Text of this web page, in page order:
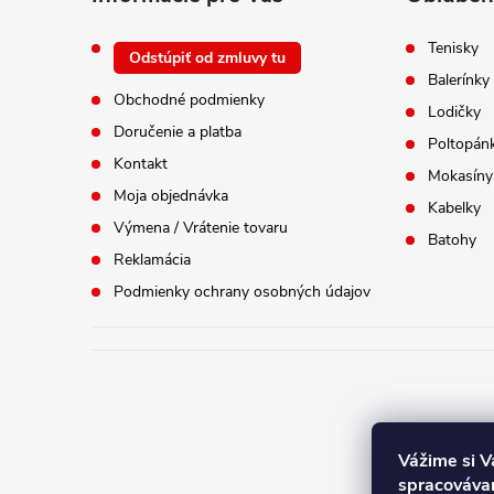
Vážime si
Odstúpiť od zmluvy tu
Obchodné podmienky
Doručenie a platba
Kontakt
Moja objednávka
Výmena / Vrátenie tovaru
Reklamácia
Podmienky ochrany osobných údajov
Tenisky
Balerínky
Lodičky
Mokasíny
Kabelky
Batohy